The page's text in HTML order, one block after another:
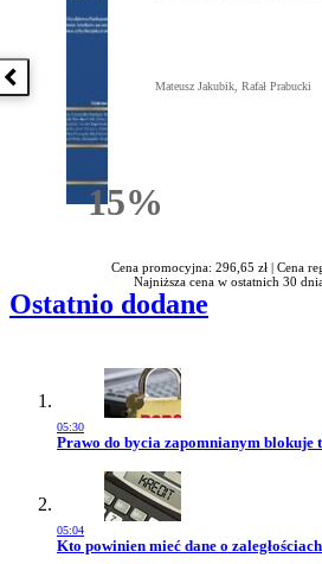
Poprzednia książka
15%Rabatu
Mateusz Jakubik, Rafał Prabucki
Cena promocyjna: 296,65 zł | Cena
Najniższa cena w ostatnich 30
Ostatnio dodane
05:30
Przejdź do artykułu:
Prawo do bycia zapomnianym blokuje
05:04
Przejdź do artykułu:
Kto powinien mieć dane o